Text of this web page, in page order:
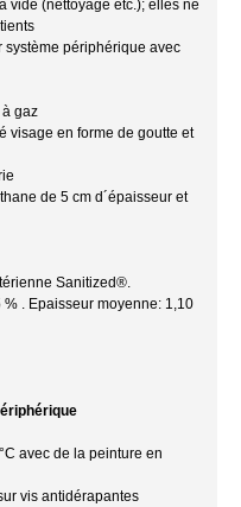
vide (nettoyage etc.); elles ne
système périphérique avec
gaz
visage en forme de goutte et
de 5 cm d´épaisseur et
Sanitized®.
. Epaisseur moyenne: 1,10
avec de la peinture en
vis antidérapantes